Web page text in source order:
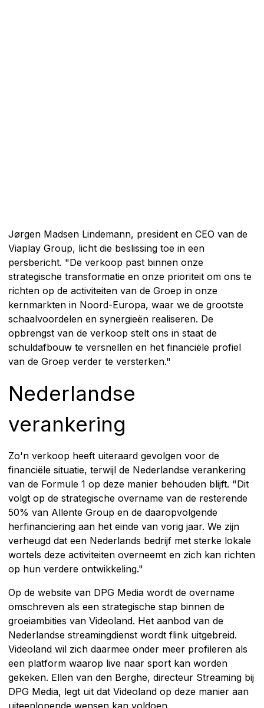
Jørgen Madsen Lindemann, president en CEO van de
Viaplay Group, licht die beslissing toe in een
persbericht. "De verkoop past binnen onze
strategische transformatie en onze prioriteit om ons te
richten op de activiteiten van de Groep in onze
kernmarkten in Noord-Europa, waar we de grootste
schaalvoordelen en synergieën realiseren. De
opbrengst van de verkoop stelt ons in staat de
schuldafbouw te versnellen en het financiële profiel
van de Groep verder te versterken."
Nederlandse
verankering
Zo'n verkoop heeft uiteraard gevolgen voor de
financiële situatie, terwijl de Nederlandse verankering
van de Formule 1 op deze manier behouden blijft. "Dit
volgt op de strategische overname van de resterende
50% van Allente Group en de daaropvolgende
herfinanciering aan het einde van vorig jaar. We zijn
verheugd dat een Nederlands bedrijf met sterke lokale
wortels deze activiteiten overneemt en zich kan richten
op hun verdere ontwikkeling."
Op de website van DPG Media wordt de overname
omschreven als een strategische stap binnen de
groeiambities van Videoland. Het aanbod van de
Nederlandse streamingdienst wordt flink uitgebreid.
Videoland wil zich daarmee onder meer profileren als
een platform waarop live naar sport kan worden
gekeken. Ellen van den Berghe, directeur Streaming bij
DPG Media, legt uit dat Videoland op deze manier aan
uiteenlopende wensen kan voldoen.